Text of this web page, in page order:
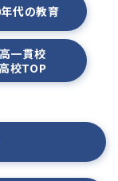
代の教育
一貫校
校TOP